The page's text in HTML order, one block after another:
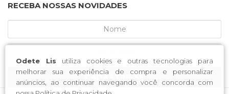
Odete Lis utiliza cookies e outras tecnologias para
melhorar sua experiência de compra e personalizar
anúncios, ao continuar navegando você concorda com
RECEBA NOSSAS NOVIDADES
CADASTRE-SE